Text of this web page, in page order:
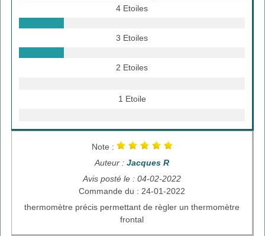
4 Etoiles
3 Etoiles
2 Etoiles
1 Etoile
Note :
Auteur : Jacques R
Avis posté le : 04-02-2022
Commande du : 24-01-2022
thermomètre précis permettant de règler un thermomètre
frontal